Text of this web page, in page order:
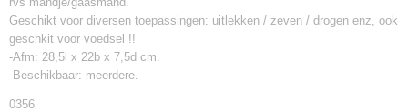
Geschikt voor diversen toepassingen: uitlekken / zeven / drogen enz, ook
geschkit voor voedsel !!
-Afm: 28,5l x 22b x 7,5d cm.
-Beschikbaar: meerdere.
0356